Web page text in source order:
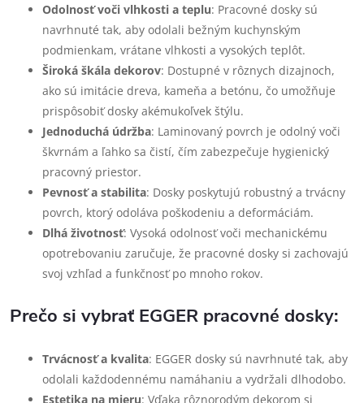
Odolnosť voči vlhkosti a teplu: Pracovné dosky sú
navrhnuté tak, aby odolali bežným kuchynským
podmienkam, vrátane vlhkosti a vysokých teplôt.
Široká škála dekorov: Dostupné v rôznych dizajnoch,
ako sú imitácie dreva, kameňa a betónu, čo umožňuje
prispôsobiť dosky akémukoľvek štýlu.
Jednoduchá údržba: Laminovaný povrch je odolný voči
škvrnám a ľahko sa čistí, čím zabezpečuje hygienický
pracovný priestor.
Pevnosť a stabilita: Dosky poskytujú robustný a trvácny
povrch, ktorý odoláva poškodeniu a deformáciám.
Dlhá životnosť: Vysoká odolnosť voči mechanickému
opotrebovaniu zaručuje, že pracovné dosky si zachovajú
svoj vzhľad a funkčnosť po mnoho rokov.
Prečo si vybrať EGGER pracovné dosky:
Trvácnosť a kvalita: EGGER dosky sú navrhnuté tak, aby
odolali každodennému namáhaniu a vydržali dlhodobo.
Estetika na mieru: Vďaka rôznorodým dekorom si